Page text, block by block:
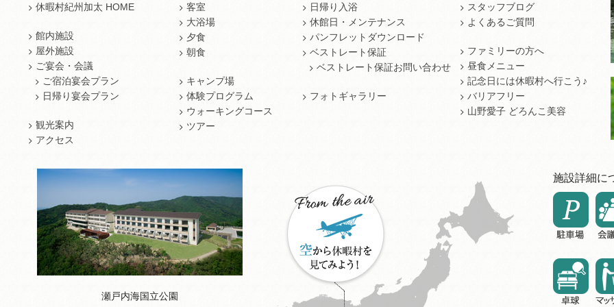
休暇村紀州加太 HOME
館内施設
屋外施設
ご宴会・会議
ご宿泊宴会プラン
日帰り宴会プラン
観光案内
アクセス
客室
大浴場
夕食
朝食
キャンプ場
体験プログラム
ウォーキングコース
ツアー
日帰り入浴
休館日・メンテナンス
パンフレットダウンロード
ベストレート保証
ベストレート保証お問い合わせ
フォトギャラリー
スタッフブログ
よくあるご質問
ファミリーの方へ
昼食メニュー
記念日には休暇村へ行こう♪
バリアフリー
山野愛子 どろんこ美容
瀬戸内海国立公園
施設詳細に